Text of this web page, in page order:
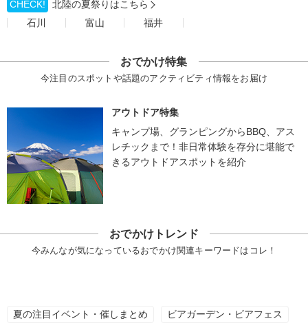
CHECK!
北陸の夏祭りはこちら
石川
富山 福井
おでかけ特集
今注目のスポットや話題のアクティビティ情報をお届け
アウトドア特集
キャンプ場、グランピングからBBQ、アス
レチックまで！非日常体験を存分に堪能で
きるアウトドアスポットを紹介
おでかけトレンド
今みんなが気になっているおでかけ関連キーワードはコレ！
夏の注目イベント・催しまとめ ビアガーデン・ビアフェス